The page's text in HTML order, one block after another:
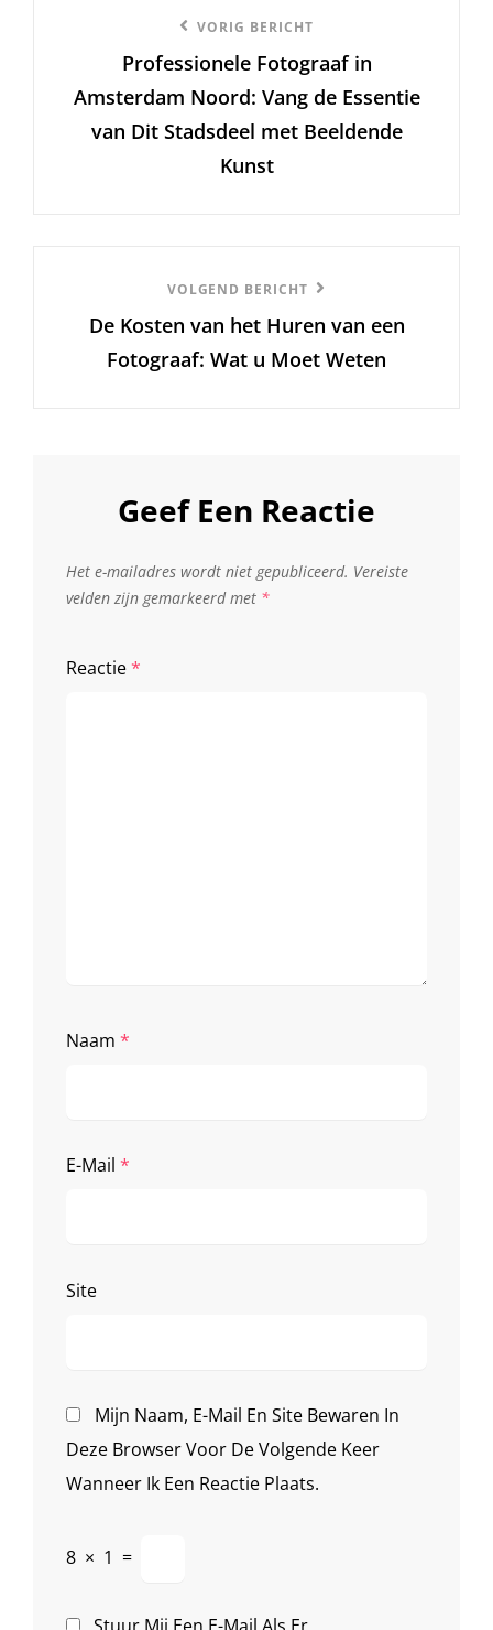
bericht
VORIG BERICHT
Professionele Fotograaf in
Amsterdam Noord: Vang de Essentie
van Dit Stadsdeel met Beeldende
Kunst
Bericht
VOLGEND BERICHT
De Kosten van het Huren van een
Fotograaf: Wat u Moet Weten
Geef Een Reactie
Het e-mailadres wordt niet gepubliceerd. Vereiste
velden zijn gemarkeerd met *
Reactie*
Naam *
E-Mail *
Site
Mijn Naam, E-Mail En Site Bewaren In
Deze Browser Voor De Volgende Keer
Wanneer Ik Een Reactie Plaats.
8 × 1 =